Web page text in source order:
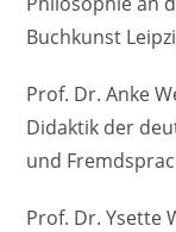
Buchkunst
Prof. Dr. Anke
Didaktik der
und
Prof. Dr. Ysette